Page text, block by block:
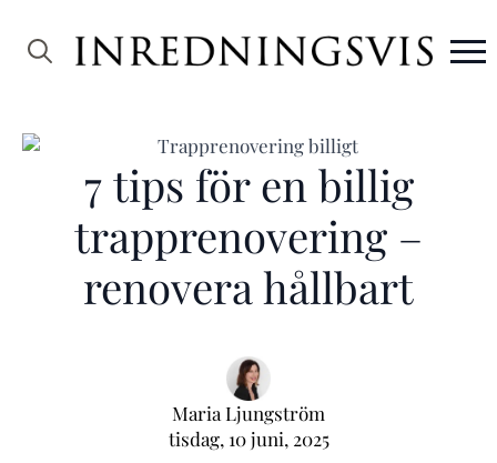
7 tips för en billig
trapprenovering –
renovera hållbart
Maria Ljungström
tisdag, 10 juni, 2025